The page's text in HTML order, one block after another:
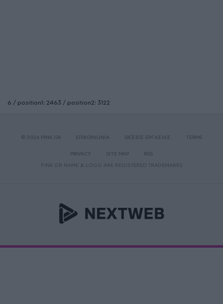
6 / position1: 2463 / position2: 3122
© 2026 PINK.GR ΕΠΙΚΟΙΝΩΝΙΑ ΘΕΣΕΙΣ ΕΡΓΑΣΙΑΣ TERMS
PRIVACY SITE MAP
RSS
PINK.GR NAME & LOGO ARE REGISTERED TRADEMARKS